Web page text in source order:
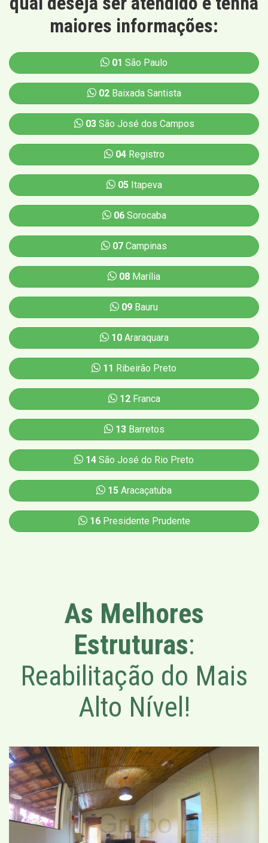
maiores informações:
01 São Paulo
02Baixada Santista
03São José dos Campos
04Registro
05Itapeva
06Sorocaba
07 Campinas
08 Marília
09 Bauru
10Araraquara
11 Ribeirão Preto
12Franca
13Barretos
14 São José do Rio Preto
15 Aracaçatuba
16Presidente Prudente
As Melhores
Estruturas:
Reabilitação do Mais
Alto Nível!